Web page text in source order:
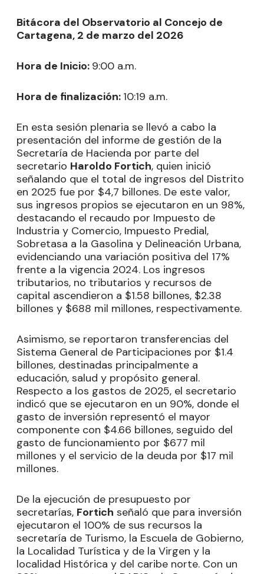
Bitácora del Observatorio al Concejo de
Cartagena, 2 de marzo del 2026
Hora de Inicio: 9:00 a.m.
Hora de finalización: 10:19 a.m.
En esta sesión plenaria se llevó a cabo la
presentación del informe de gestión de la
Secretaría de Hacienda por parte del
secretario Haroldo Fortich, quien inició
señalando que el total de ingresos del Distrito
en 2025 fue por $4,7 billones. De este valor,
sus ingresos propios se ejecutaron en un 98%,
destacando el recaudo por Impuesto de
Industria y Comercio, Impuesto Predial,
Sobretasa a la Gasolina y Delineación Urbana,
evidenciando una variación positiva del 17%
frente a la vigencia 2024. Los ingresos
tributarios, no tributarios y recursos de
capital ascendieron a $1.58 billones, $2.38
billones y $688 mil millones, respectivamente.
Asimismo, se reportaron transferencias del
Sistema General de Participaciones por $1.4
billones, destinadas principalmente a
educación, salud y propósito general.
Respecto a los gastos de 2025, el secretario
indicó que se ejecutaron en un 90%, donde el
gasto de inversión representó el mayor
componente con $4.66 billones, seguido del
gasto de funcionamiento por $677 mil
millones y el servicio de la deuda por $17 mil
millones.
De la ejecución de presupuesto por
secretarías, Fortich señaló que para inversión
ejecutaron el 100% de sus recursos la
secretaría de Turismo, la Escuela de Gobierno,
la Localidad Turística y de la Virgen y la
localidad Histórica y del caribe norte. Con un